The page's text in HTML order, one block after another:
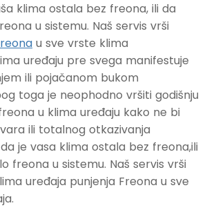
klima ostala bez freona, ili da
u sistemu. Naš servis vrši
u sve vrste klima
uređaju pre svega manifestuje
ili pojačanom bukom
toga je neophodno vršiti godišnju
u klima uređaju kako ne bi
ili totalnog otkazivanja
je vasa klima ostala bez freona,ili
freona u sistemu. Naš servis vrši
uređaja punjenja Freona u sve